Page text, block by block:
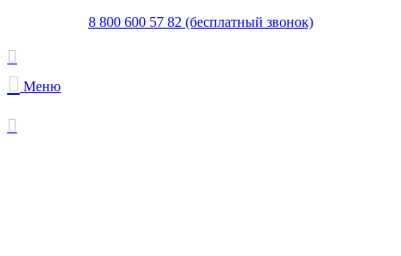
8 800 600 57 82 (бесплатный звонок)
Меню